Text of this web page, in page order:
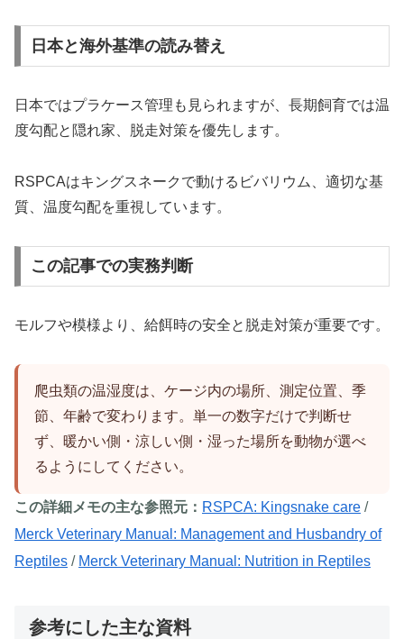
日本と海外基準の読み替え
日本ではプラケース管理も見られますが、長期飼育では温
度勾配と隠れ家、脱走対策を優先します。
RSPCAはキングスネークで動けるビバリウム、適切な基
質、温度勾配を重視しています。
この記事での実務判断
モルフや模様より、給餌時の安全と脱走対策が重要です。
爬虫類の温湿度は、ケージ内の場所、測定位置、季
節、年齢で変わります。単一の数字だけで判断せ
ず、暖かい側・涼しい側・湿った場所を動物が選べ
るようにしてください。
この詳細メモの主な参照元： RSPCA: Kingsnake care /
Merck Veterinary Manual: Management and Husbandry of
Reptiles / Merck Veterinary Manual: Nutrition in Reptiles
参考にした主な資料